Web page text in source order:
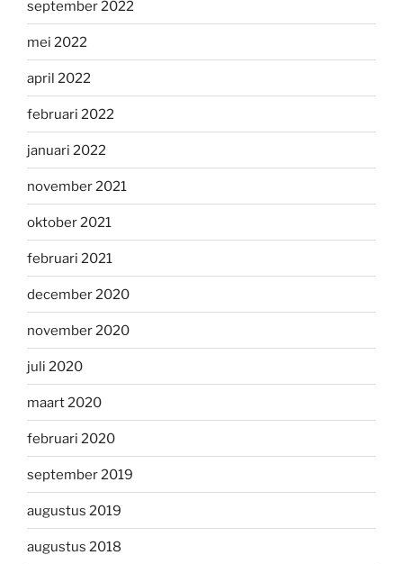
september 2022
mei 2022
april 2022
februari 2022
januari 2022
november 2021
oktober 2021
februari 2021
december 2020
november 2020
juli 2020
maart 2020
februari 2020
september 2019
augustus 2019
augustus 2018